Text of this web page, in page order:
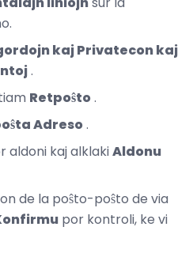
kaj Privatecon kaj
.
Retpoŝto.
Adreso.
aldoni kaj alklakiAldonu
de la poŝto-poŝto de via
por kontroli, ke vi